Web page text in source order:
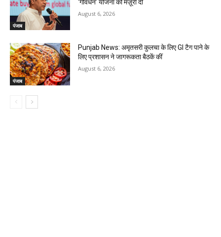
पंजाब
‘गोवर्धन’ योजना को मंज़ूरी दी
August 6, 2026
पंजाब
Punjab News: अमृतसरी कुलचा के लिए GI टैग पाने के
लिए प्रशासन ने जागरूकता बैठकें कीं
August 6, 2026